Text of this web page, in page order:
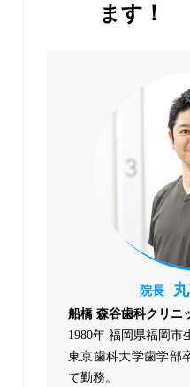
ます！
院長
船橋 森谷歯科クリニ
1980年 福岡県福岡市
東京歯科大学歯学部
て勤務。